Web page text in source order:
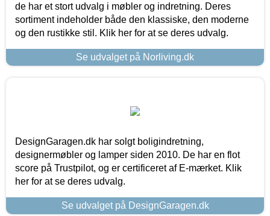
de har et stort udvalg i møbler og indretning. Deres
sortiment indeholder både den klassiske, den moderne
og den rustikke stil. Klik her for at se deres udvalg.
Se udvalget på Norliving.dk
DesignGaragen.dk har solgt boligindretning,
designermøbler og lamper siden 2010. De har en flot
score på Trustpilot, og er certificeret af E-mærket. Klik
her for at se deres udvalg.
Se udvalget på DesignGaragen.dk